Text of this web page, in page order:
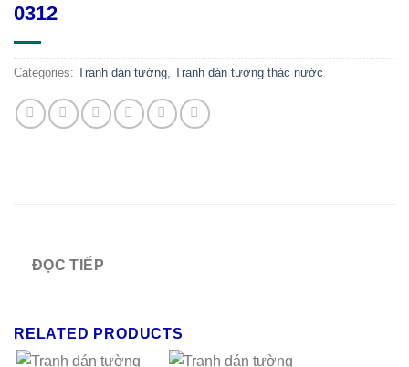
0312
Categories: Tranh dán tường, Tranh dán tường thác nước
ĐỌC TIẾP
RELATED PRODUCTS